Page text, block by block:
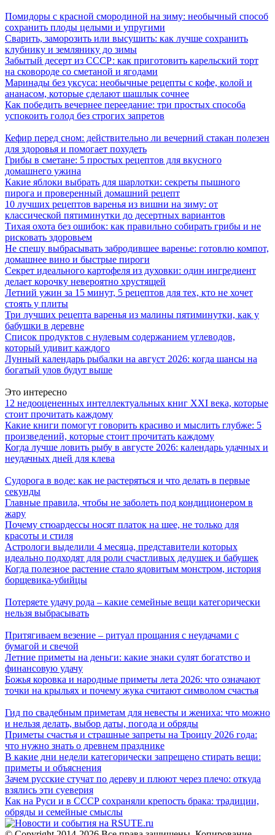
Помидоры с красной смородиной на зиму: необычный способ
сохранить плоды целыми и упругими
Сварить, заморозить или высушить: как лучше сохранить
клубнику и землянику до зимы
Забытый десерт из СССР: как приготовить карельский торт
на сковороде со сметаной и ягодами
Маринады без уксуса: необычные рецепты с кофе, колой и
ананасом, которые сделают шашлык сочнее
Как победить вечернее переедание: три простых способа
успокоить голод без строгих запретов
Кефир перед сном: действительно ли вечерний стакан полезен
для здоровья и помогает похудеть
Грибы в сметане: 5 простых рецептов для вкусного
домашнего ужина
Какие яблоки выбрать для шарлотки: секреты пышного
пирога и проверенный домашний рецепт
10 лучших рецептов варенья из вишни на зиму: от
классической пятиминутки до десертных вариантов
Тихая охота без ошибок: как правильно собирать грибы и не
рисковать здоровьем
Не спешу выбрасывать забродившее варенье: готовлю компот,
домашнее вино и быстрые пироги
Секрет идеального картофеля из духовки: один ингредиент
делает корочку невероятно хрустящей
Летний ужин за 15 минут, 5 рецептов для тех, кто не хочет
стоять у плиты
Три лучших рецепта варенья из малины пятиминутки, как у
бабушки в деревне
Список продуктов с нулевым содержанием углеводов,
который удивит каждого
Лунный календарь рыбалки на август 2026: когда шансы на
богатый улов будут выше
Это интересно
12 недооцененных интеллектуальных книг XXI века, которые
стоит прочитать каждому
Какие книги помогут говорить красиво и мыслить глубже: 5
произведений, которые стоит прочитать каждому
Когда лучше ловить рыбу в августе 2026: календарь удачных и
неудачных дней для клева
Судорога в воде: как не растеряться и что делать в первые
секунды
Главные правила, чтобы не заболеть под кондиционером в
жару
Почему стюардессы носят платок на шее, не только для
красоты и стиля
Астрологи выделили 4 месяца, представители которых
идеально подходят для роли счастливых дедушек и бабушек
Когда полезное растение стало ядовитым монстром, история
борщевика-убийцы
Потеряете удачу рода – какие семейные вещи категорически
нельзя выбрасывать
Притягиваем везение – ритуал прощания с неудачами с
бумагой и свечой
Летние приметы на деньги: какие знаки сулят богатство и
финансовую удачу
Божья коровка и народные приметы лета 2026: что означают
точки на крыльях и почему жука считают символом счастья
Гид по свадебным приметам для невесты и жениха: что можно
и нельзя делать, выбор даты, погода и обряды
Приметы счастья и страшные запреты на Троицу 2026 года:
что нужно знать о древнем празднике
В какие дни недели категорически запрещено стирать вещи:
приметы и объяснения
Зачем русские стучат по дереву и плюют через плечо: откуда
взялись эти суеверия
Как на Руси и в СССР сохраняли крепость брака: традиции,
обряды и семейные смыслы